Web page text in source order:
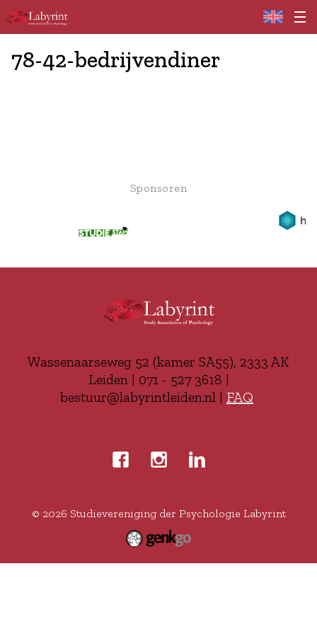
Home
78-42-bedrijvendiner
Sponsoren
Wassenaarseweg 52 (kamer SA55), 2333 AK
Leiden | 071 - 527 3618 |
bestuur@labyrintleiden.nl | FAQ
© 2026 Studievereniging der Psychologie Labyrint